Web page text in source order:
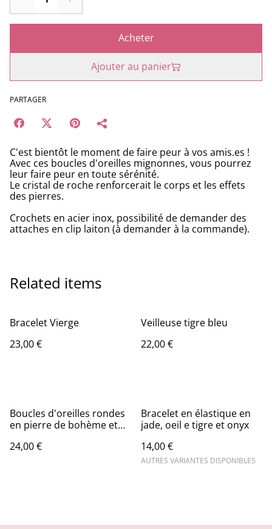
Acheter
Ajouter au panier
PARTAGER
C'est bientôt le moment de faire peur à vos amis.es !
Avec ces boucles d'oreilles mignonnes, vous pourrez
leur faire peur en toute sérénité.
Le cristal de roche renforcerait le corps et les effets
des pierres.
Crochets en acier inox, possibilité de demander des
attaches en clip laiton (à demander à la commande).
Related items
Bracelet Vierge
23,00 €
Veilleuse tigre bleu
22,00 €
Boucles d'oreilles rondes
en pierre de bohème et
24,00 €
Bracelet en élastique en
jade, oeil e tigre et onyx
14,00 €
AUTRES VARIANTES DISPONIBLES